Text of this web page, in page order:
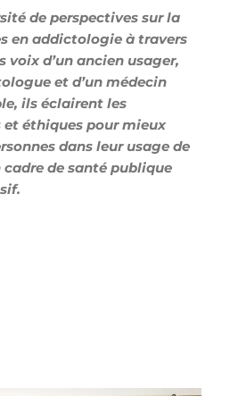
de perspectives sur la
en addictologie à travers
voix d’un ancien usager,
et d’un médecin
ils éclairent les
éthiques pour mieux
dans leur usage de
cadre de santé publique